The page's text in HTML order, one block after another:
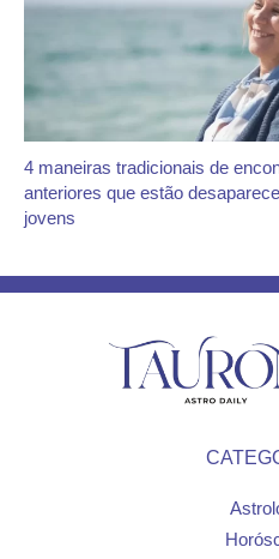
4 maneiras tradicionais de
anteriores que estão
jovens